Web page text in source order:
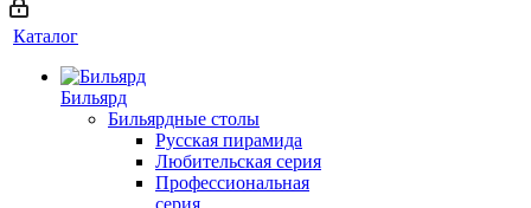
Каталог
Бильярд
Бильярдные столы
Русская пирамида
Любительская серия
Профессиональная
серия